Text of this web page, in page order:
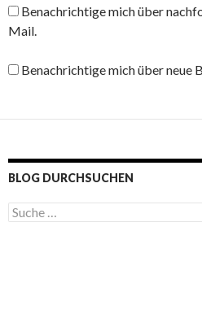
Benachrichtige mich über
Mail.
Benachrichtige mich über neue
BLOG DURCHSUCHEN
S
u